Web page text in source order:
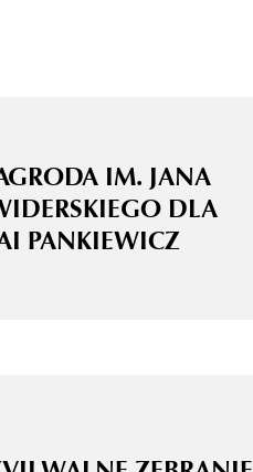
IM. JANA
DLA
PANKIEWICZ